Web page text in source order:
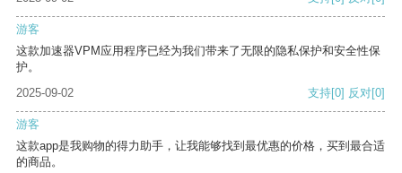
游客
这款加速器VPM应用程序已经为我们带来了无限的隐私保护和安全性保
护。
2025-09-02
支持[0] 反对[0]
游客
这款app是我购物的得力助手，让我能够找到最优惠的价格，买到最合适
的商品。